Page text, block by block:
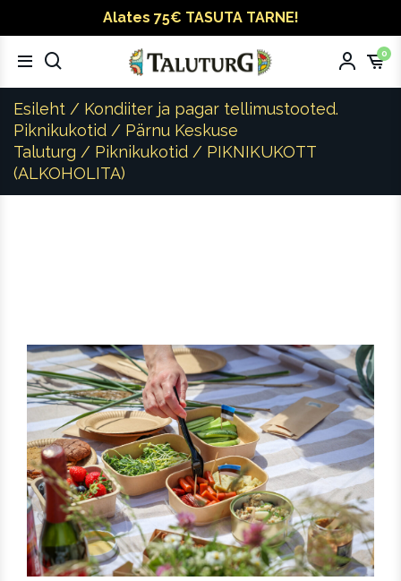
Alates 75€ TASUTA TARNE!
0
Esileht / Kondiiter ja pagar tellimustooted.
Piknikukotid / Pärnu Keskuse
Taluturg / Piknikukotid / PIKNIKUKOTT
(ALKOHOLITA)